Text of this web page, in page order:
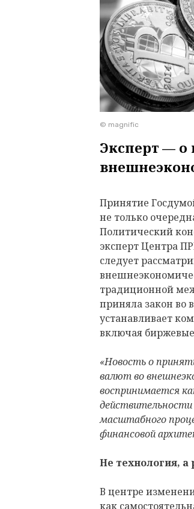
© magnific
Эксперт — о
Принятие
не только
Политический
эксперт Центра
следует
традиционной
приняла закон во
устанавливает
включая
«Новость о
валют во
воспринимается
действительности
масштабного
финансовой
Не технология, а
В центре
как